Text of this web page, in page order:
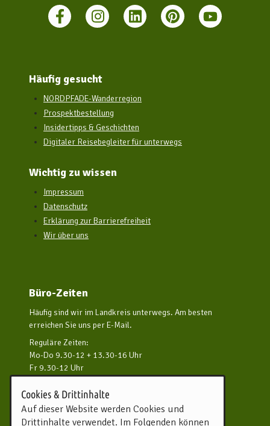
Häufig gesucht
NORDPFADE-Wanderregion
Prospektbestellung
Insidertipps & Geschichten
Digitaler Reisebegleiter für unterwegs
Wichtig zu wissen
Impressum
Datenschutz
Erklärung zur Barrierefreiheit
Wir über uns
Büro-Zeiten
Häufig sind wir im Landkreis unterwegs. Am besten
erreichen Sie uns per E-Mail.
Reguläre Zeiten:
Mo-Do 9.30-12 + 13.30-16 Uhr
Fr 9.30-12 Uhr
Kontakt aufnehmen
Cookies & Drittinhalte
Auf dieser Website werden Cookies und
Drittinhalte verwendet. Im Folgenden können